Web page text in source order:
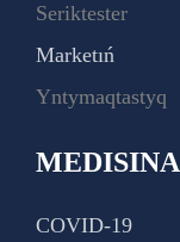
Seriktester
Marketıń
Yntymaqtastyq
MEDISINA
COVID-19